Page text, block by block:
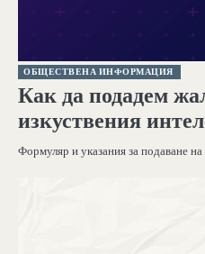
ОБЩЕСТВЕНА ИНФОРМАЦИЯ
Как да подадем
изкуствения
Формуляр и указания за подаване